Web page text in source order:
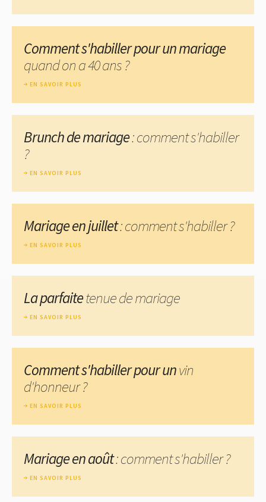
Comment s'habiller pour un mariage
quand on a 40 ans ?
EN SAVOIR PLUS
Brunch de mariage: comment s'habiller
?
EN SAVOIR PLUS
Mariage en juillet: comment s'habiller ?
EN SAVOIR PLUS
La parfaitetenue de mariage
EN SAVOIR PLUS
Comment s'habiller pour unvin
d'honneur ?
EN SAVOIR PLUS
Mariage en août: comment s'habiller ?
EN SAVOIR PLUS